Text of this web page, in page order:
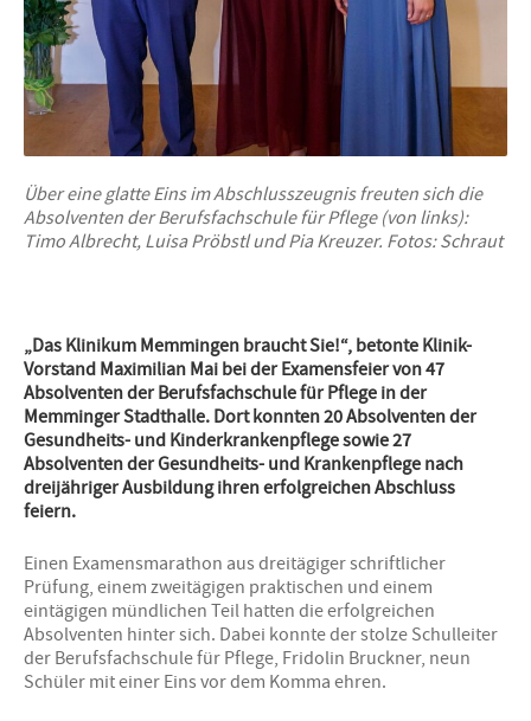
Über eine glatte Eins im Abschlusszeugnis freuten sich die
Absolventen der Berufsfachschule für Pflege (von links):
Timo Albrecht, Luisa Pröbstl und Pia Kreuzer. Fotos: Schraut
„Das Klinikum Memmingen braucht Sie!“, betonte Klinik-
Vorstand Maximilian Mai bei der Examensfeier von 47
Absolventen der Berufsfachschule für Pflege in der
Memminger Stadthalle. Dort konnten 20 Absolventen der
Gesundheits- und Kinderkrankenpflege sowie 27
Absolventen der Gesundheits- und Krankenpflege nach
dreijähriger Ausbildung ihren erfolgreichen Abschluss
feiern.
Einen Examensmarathon aus dreitägiger schriftlicher
Prüfung, einem zweitägigen praktischen und einem
eintägigen mündlichen Teil hatten die erfolgreichen
Absolventen hinter sich. Dabei konnte der stolze Schulleiter
der Berufsfachschule für Pflege, Fridolin Bruckner, neun
Schüler mit einer Eins vor dem Komma ehren.